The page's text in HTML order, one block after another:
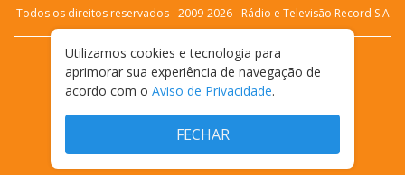
Todos os direitos reservados - 2009-2026- Rádio e Televisão Record S.A
FALE CONOSCO
PRIVACIDADE
TERMOS E CONDIÇÕES DE USO
Utilizamos cookies e tecnologia para
aprimorar sua experiência de navegação de
acordo com o Aviso de Privacidade.
FECHAR